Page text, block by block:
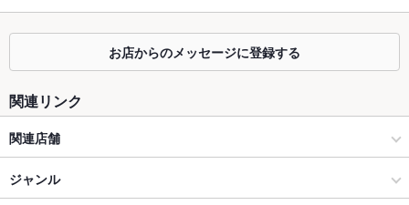
掘りごたつ あり ：掘り炬燵式座敷有り！
貸切 貸切可 ：お問い合わせください！
設備
お店からのメッセージに登録する
関連リンク
関連店舗
焼肉の牛太
ジャンル